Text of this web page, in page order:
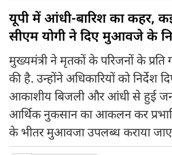
यूपी में आंधी-बारिश का कहर,
सीएम योगी ने दिए मुआवजे के
मुख्यमंत्री ने मृतकों के परिजनों के प्रति
की है. उन्होंने अधिकारियों को निर्देश
आकाशीय बिजली और आंधी से हुई
आर्थिक नुकसान का आकलन कर
के भीतर मुआवजा उपलब्ध कराया